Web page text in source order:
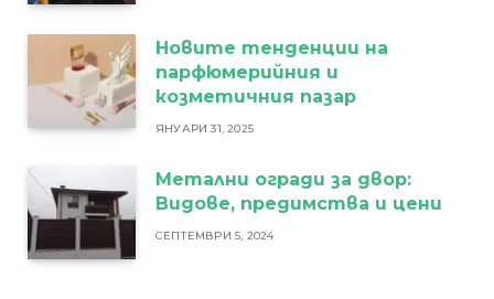
Новите тенденции на
парфюмерийния и
козметичния пазар
ЯНУАРИ 31, 2025
Метални огради за двор:
Видове, предимства и цени
СЕПТЕМВРИ 5, 2024